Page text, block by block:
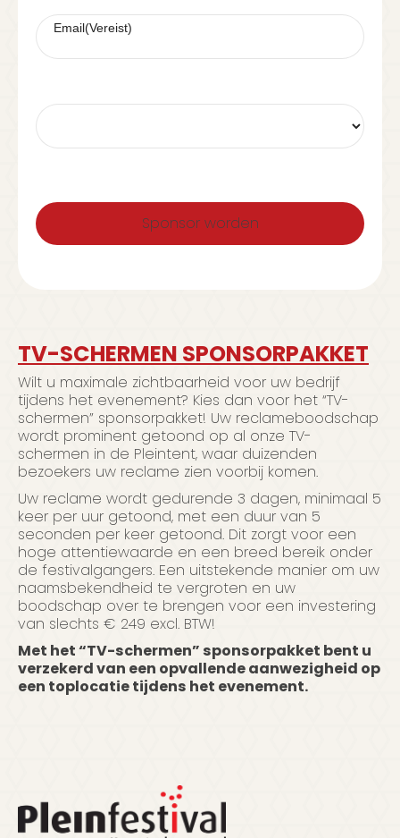
Email(Vereist)
TV-SCHERMEN SPONSORPAKKET
Wilt u maximale zichtbaarheid voor uw bedrijf
tijdens het evenement? Kies dan voor het “TV-
schermen” sponsorpakket! Uw reclameboodschap
wordt prominent getoond op al onze TV-
schermen in de Pleintent, waar duizenden
bezoekers uw reclame zien voorbij komen.
Uw reclame wordt gedurende 3 dagen, minimaal 5
keer per uur getoond, met een duur van 5
seconden per keer getoond. Dit zorgt voor een
hoge attentiewaarde en een breed bereik onder
de festivalgangers. Een uitstekende manier om uw
naamsbekendheid te vergroten en uw
boodschap over te brengen voor een investering
van slechts € 249 excl. BTW!
Met het “TV-schermen” sponsorpakket bent u
verzekerd van een opvallende aanwezigheid op
een toplocatie tijdens het evenement.